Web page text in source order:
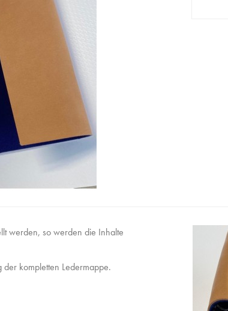
werden, so werden die Inhalte
kompletten Ledermappe.